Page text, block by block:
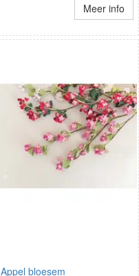
Meer info
Appel bloesem